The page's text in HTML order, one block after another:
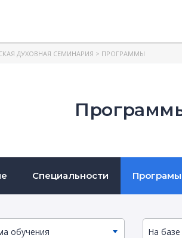
ДУХОВНАЯ СЕМИНАРИЯ > ПРОГРАММЫ
Специальности
обучения На базе